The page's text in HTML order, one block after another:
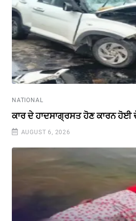
NATIONAL
ਕਾਰ ਦੇ ਹਾਦਸਾਗ੍ਰਸਤ ਹੋਣ ਕਾਰਨ ਹੋਈ
AUGUST 6, 2026